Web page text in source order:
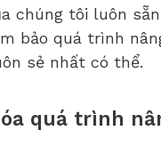
chúng tôi luôn
bảo quá trình
sẻ nhất có thể.
quá trình